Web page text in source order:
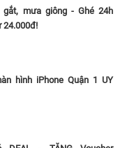
gắt, mưa giông - Ghé 24h
24.000đ!
hình iPhone Quận 1 UY